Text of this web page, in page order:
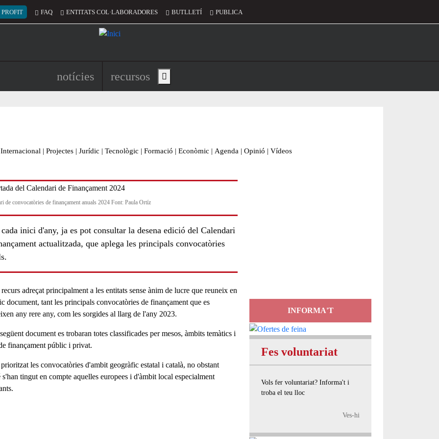
del compte d'usuari
PROFIT FAQ ENTITATS COL·LABORADORES BUTLLETÍ PUBLICA
Navegació principal de l'encapçalament
notícies recursos Show main menu
Internacional | Projectes | Jurídic | Tecnològic | Formació | Econòmic | Agenda | Opinió | Vídeos
de convocatòries de finançament anuals 2024 Font: Paula Ortíz
inici d'any, ja es pot consultar la desena edició del Calendari
actualitzada, que aplega les principals convocatòries
adreçat principalment a les entitats sense ànim de lucre que reuneix en
document, tant les principals convocatòries de finançamentque es
any rere any, com les sorgides al llarg de l'any 2023.
document es trobaran totes classificades per mesos, àmbits temàtics i
finançament públic i privat.
les convocatòries d'ambit geogràfic estatal i català, no obstant
s'han tingut en compte aquelles europees i d'àmbit local especialment
INFORMA'T
Fes voluntariat
Vols fer voluntariat? Informa't i
troba el teu lloc
Ves-hi